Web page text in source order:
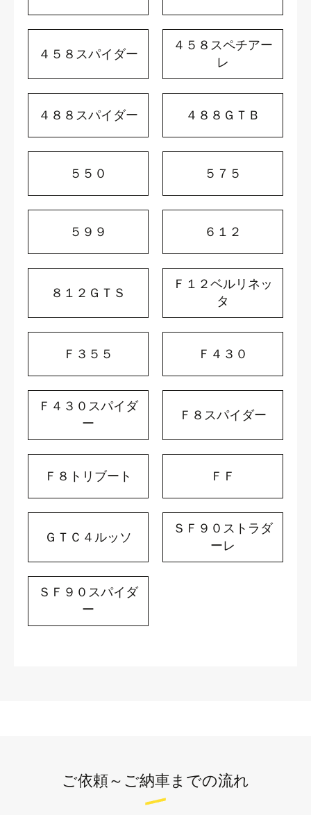
４５８スパイダー
４５８スペチアー
レ
４８８スパイダー ４８８ＧＴＢ
５５０ ５７５
５９９ ６１２
８１２ＧＴＳ
Ｆ１２ベルリネッ
タ
Ｆ３５５ Ｆ４３０
Ｆ４３０スパイダ
ー
Ｆ８スパイダー
Ｆ８トリブート ＦＦ
ＧＴＣ４ルッソ
ＳＦ９０ストラダ
ーレ
ＳＦ９０スパイダ
ー
ご依頼～ご納車までの流れ